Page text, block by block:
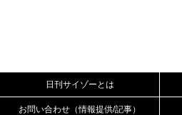
日刊サイゾーとは
お問い合わせ（情報提供/記事）